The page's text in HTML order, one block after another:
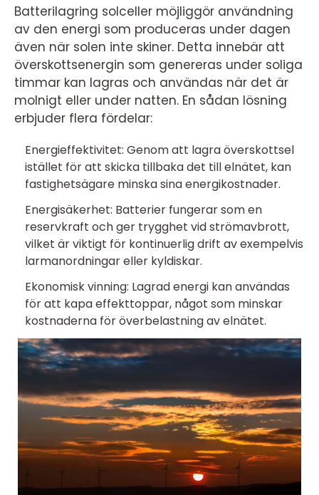
Batterilagring solceller möjliggör användning
av den energi som produceras under dagen
även när solen inte skiner. Detta innebär att
överskottsenergin som genereras under soliga
timmar kan lagras och användas när det är
molnigt eller under natten. En sådan lösning
erbjuder flera fördelar:
Energieffektivitet: Genom att lagra överskottsel
istället för att skicka tillbaka det till elnätet, kan
fastighetsägare minska sina energikostnader.
Energisäkerhet: Batterier fungerar som en
reservkraft och ger trygghet vid strömavbrott,
vilket är viktigt för kontinuerlig drift av exempelvis
larmanordningar eller kyldiskar.
Ekonomisk vinning: Lagrad energi kan användas
för att kapa effekttoppar, något som minskar
kostnaderna för överbelastning av elnätet.